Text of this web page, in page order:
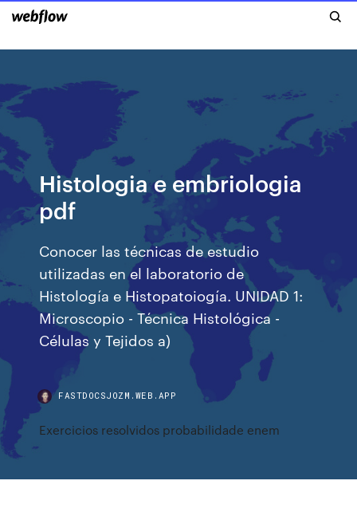
Histologia e embriologia
pdf
Conocer las técnicas de estudio
utilizadas en el laboratorio de
Histología e Histopatoiogía. UNIDAD 1:
Microscopio - Técnica Histológica -
Células y Tejidos a)
FASTDOCSJOZM.WEB.APP
Exercicios resolvidos probabilidade enem